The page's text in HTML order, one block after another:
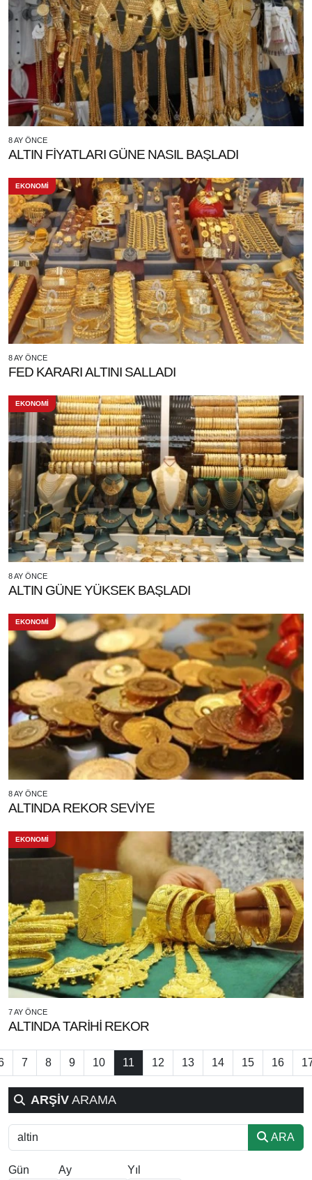
8 AY ÖNCE
ALTIN FİYATLARI GÜNE NASIL BAŞLADI
EKONOMİ
8 AY ÖNCE
FED KARARI ALTINI SALLADI
EKONOMİ
8 AY ÖNCE
ALTIN GÜNE YÜKSEK BAŞLADI
EKONOMİ
8 AY ÖNCE
ALTINDA REKOR SEVİYE
EKONOMİ
7 AY ÖNCE
ALTINDA TARİHİ REKOR
7 8 9 10 11 12 13 14 15 16
ARŞİV ARAMA
ARA
Gün Ay Yıl